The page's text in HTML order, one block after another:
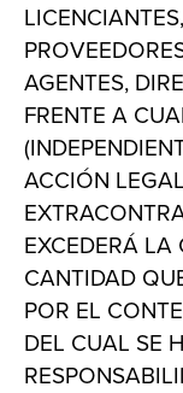
AGENTES,
FRENTE A
ACCIÓN
EXCEDERÁ
CANTIDAD
POR EL
DEL CUAL SE